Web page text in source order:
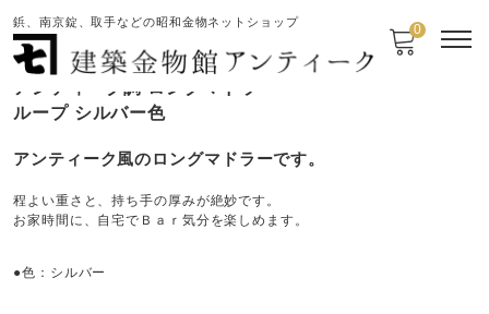
鋲、南京錠、取手などの昭和金物ネットショップ 0
アンティーク調 ロングマドラー
ループ シルバー色
アンティーク風のロングマドラーです。
程よい重さと、持ち手の厚みが絶妙です。
お家時間に、自宅でＢａｒ気分を楽しめます。
●色：シルバー